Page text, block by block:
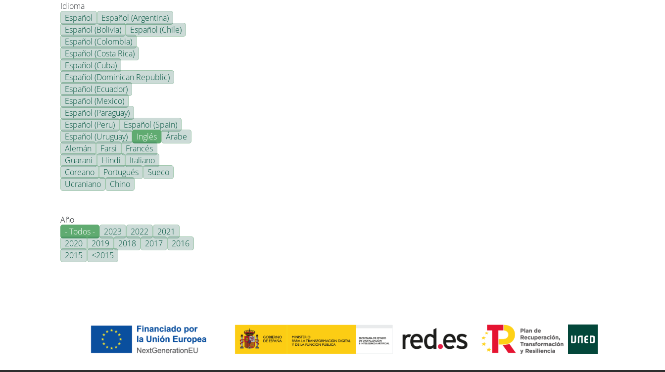
Idioma
Español
Español (Argentina)
Español (Bolivia)
Español (Chile)
Español (Colombia)
Español (Costa Rica)
Español (Cuba)
Español (Dominican Republic)
Español (Ecuador)
Español (Mexico)
Español (Paraguay)
Español (Peru)
Español (Spain)
Español (Uruguay)
Inglés
Árabe
Alemán
Farsi
Francés
Guarani
Hindi
Italiano
Coreano
Portugués
Sueco
Ucraniano
Chino
Año
- Todos -
2023 2022
2021
2020
2019 2018 2017
2016
2015
<2015